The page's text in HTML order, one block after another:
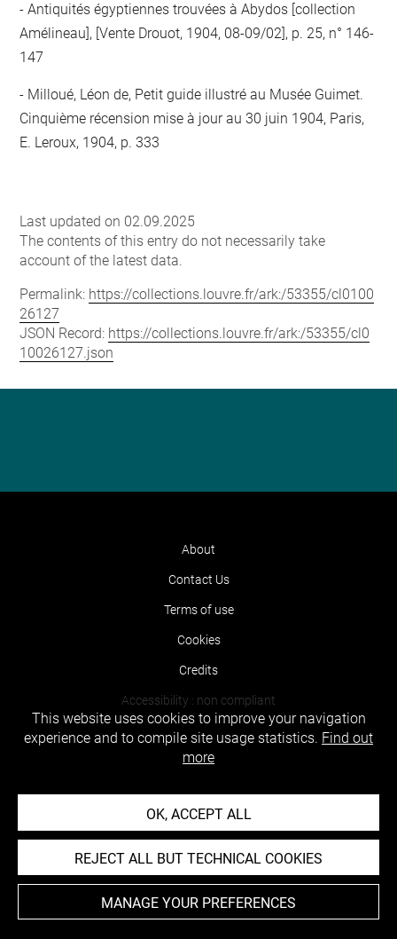
Antiquités égyptiennes trouvées à Abydos [collection
Amélineau], [Vente Drouot, 1904, 08-09/02], p. 25, n° 146-
147
Milloué, Léon de, Petit guide illustré au Musée Guimet.
Cinquième récension mise à jour au 30 juin 1904, Paris,
E. Leroux, 1904, p. 333
Last updated on 02.09.2025
The contents of this entry do not necessarily take
account of the latest data.
Permalink: https://collections.louvre.fr/ark:/53355/cl0100
26127
JSON Record: https://collections.louvre.fr/ark:/53355/cl0
10026127.json
About
Contact Us
Terms of use
Cookies
Credits
Accessibility : non compliant
This website uses cookies to improve your navigation
experience and to compile site usage statistics. Find out
more
OK, ACCEPT ALL
REJECT ALL BUT TECHNICAL COOKIES
MANAGE YOUR PREFERENCES